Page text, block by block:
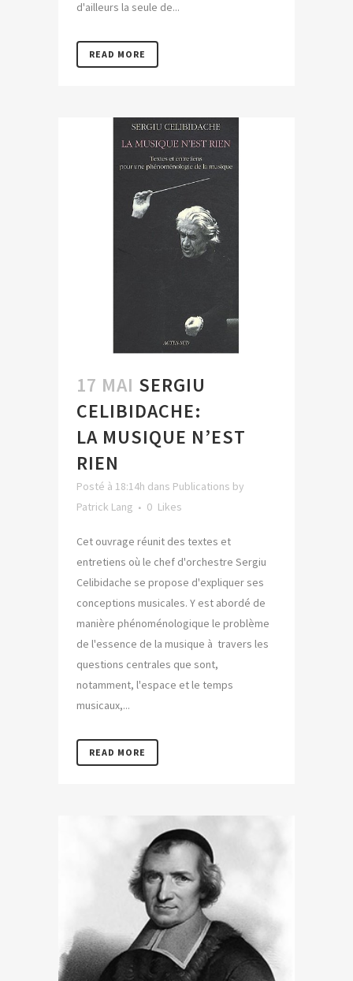
d'ailleurs la seule de...
READ MORE
17 MAI SERGIU
CELIBIDACHE:
LA MUSIQUE N’EST
RIEN
Posté à 18:14h dans Publications by
Patrick Lang
0 Likes
Cet ouvrage réunit des textes et
entretiens où le chef d'orchestre Sergiu
Celibidache se propose d'expliquer ses
conceptions musicales. Y est abordé de
manière phénoménologique le problème
de l'essence de la musique à travers les
questions centrales que sont,
notamment, l'espace et le temps
musicaux,...
READ MORE